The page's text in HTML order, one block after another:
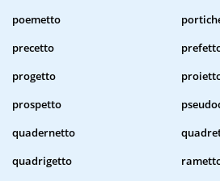
poemetto
precetto
progetto
prospetto
quadernetto
quadrigetto